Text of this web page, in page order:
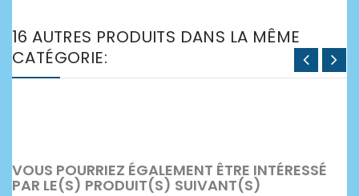
16 AUTRES PRODUITS DANS LA MÊME
CATÉGORIE:
VOUS POURRIEZ ÉGALEMENT ÊTRE INTÉRESSÉ
PAR LE(S) PRODUIT(S) SUIVANT(S)